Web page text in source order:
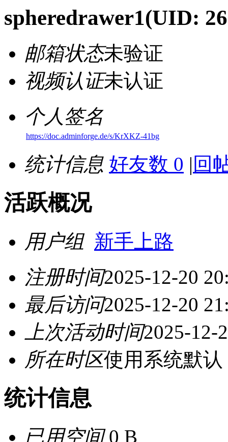
spheredrawer1(UID:
邮箱状态未验证
视频认证未认证
个人签名
https://doc.adminforge.de/s/KrXKZ-41bg
统计信息 好友数 0 | 回
活跃概况
用户组 新手上路
注册时间2025-12-20
最后访问2025-12-20
上次活动时间2025-12-
所在时区使用系统默认
统计信息
已用空间0 B